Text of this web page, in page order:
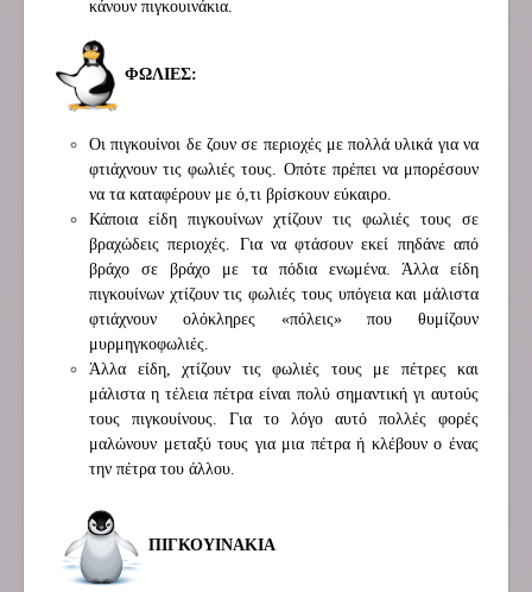
κάνουν πιγκουινάκια.
ΦΩΛΙΕΣ:
Οι πιγκουίνοι δε ζουν σε περιοχές με πολλά υλικά για να
φτιάχνουν τις φωλιές τους. Οπότε πρέπει να μπορέσουν
να τα καταφέρουν με ό,τι βρίσκουν εύκαιρο.
Κάποια είδη πιγκουίνων χτίζουν τις φωλιές τους σε
βραχώδεις περιοχές. Για να φτάσουν εκεί πηδάνε από
βράχο σε βράχο με τα πόδια ενωμένα. Άλλα είδη
πιγκουίνων χτίζουν τις φωλιές τους υπόγεια και μάλιστα
φτιάχνουν ολόκληρες «πόλεις» που θυμίζουν
μυρμηγκοφωλιές.
Άλλα είδη, χτίζουν τις φωλιές τους με πέτρες και
μάλιστα η τέλεια πέτρα είναι πολύ σημαντική γι αυτούς
τους πιγκουίνους. Για το λόγο αυτό πολλές φορές
μαλώνουν μεταξύ τους για μια πέτρα ή κλέβουν ο ένας
την πέτρα του άλλου.
ΠΙΓΚΟΥΙΝΑΚΙΑ